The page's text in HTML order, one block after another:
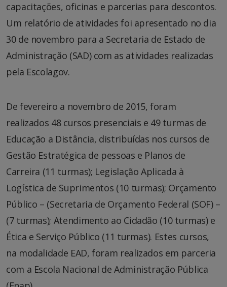
capacitações, oficinas e parcerias para descontos.
Um relatório de atividades foi apresentado no dia
30 de novembro para a Secretaria de Estado de
Administração (SAD) com as atividades realizadas
pela Escolagov.
De fevereiro a novembro de 2015, foram
realizados 48 cursos presenciais e 49 turmas de
Educação a Distância, distribuídas nos cursos de
Gestão Estratégica de pessoas e Planos de
Carreira (11 turmas); Legislação Aplicada à
Logística de Suprimentos (10 turmas); Orçamento
Público – (Secretaria de Orçamento Federal (SOF) –
(7 turmas); Atendimento ao Cidadão (10 turmas) e
Ética e Serviço Público (11 turmas). Estes cursos,
na modalidade EAD, foram realizados em parceria
com a Escola Nacional de Administração Pública